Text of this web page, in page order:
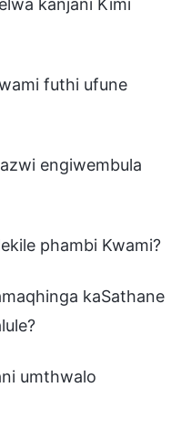
futhi ufune
engiwembula
phambi Kwami?
kaSathane
umthwalo